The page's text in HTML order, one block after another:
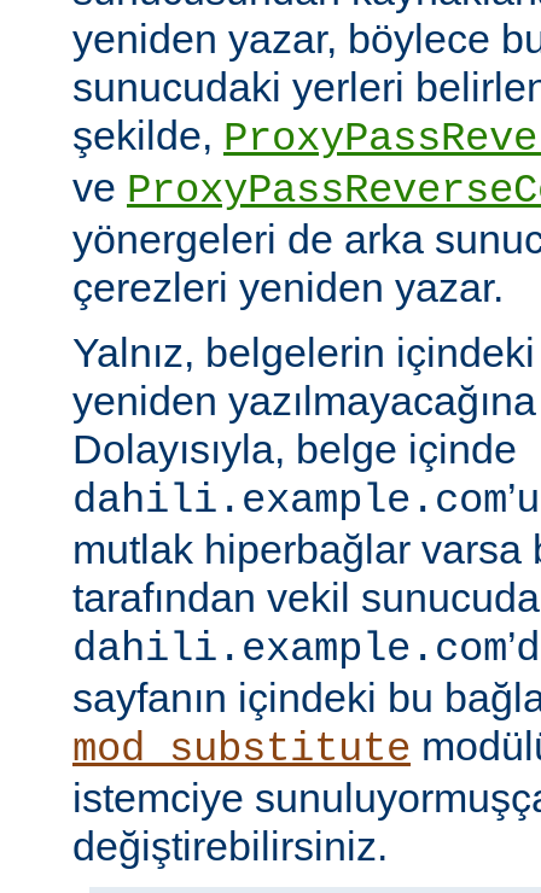
yeniden yazar, böylece
sunucudaki yerleri
şekilde,
ve
yönergeleri de arka
çerezleri yeniden yazar.
Yalnız, belgelerin
yeniden
Dolayısıyla, belge içinde
dahili.example.com
mutlak hiperbağlar varsa
tarafından vekil
dahili.example.com
sayfanın içindeki bu
mod_substitute
istemciye
değiştirebilirsiniz.